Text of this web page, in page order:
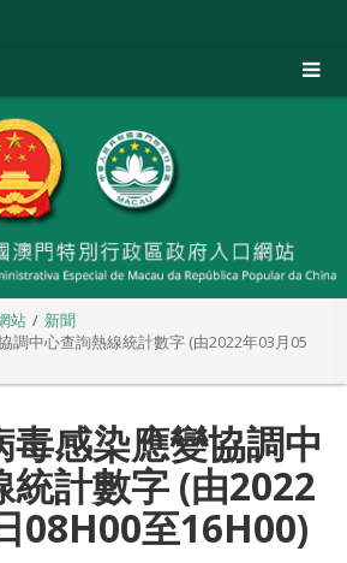
站
新聞
調中心查詢熱線統計數字 (由2022年03月05
毒感染應變協調中
統計數字 (由2022
08H00至16H00)